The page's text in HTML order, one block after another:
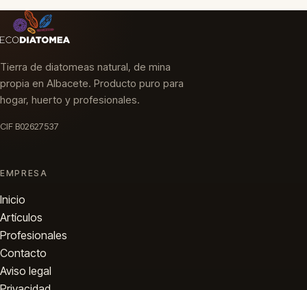
Tierra de diatomeas natural, de mina
propia en Albacete. Producto puro para
hogar, huerto y profesionales.
CIF B02627537
EMPRESA
Inicio
Artículos
Profesionales
Contacto
Aviso legal